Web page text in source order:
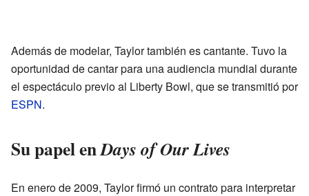
Además de modelar, Taylor también es cantante. Tuvo la
oportunidad de cantar para una audiencia mundial durante
el espectáculo previo al Liberty Bowl, que se transmitió por
ESPN.
Su papel enDays of Our Lives
En enero de 2009, Taylor firmó un contrato para interpretar